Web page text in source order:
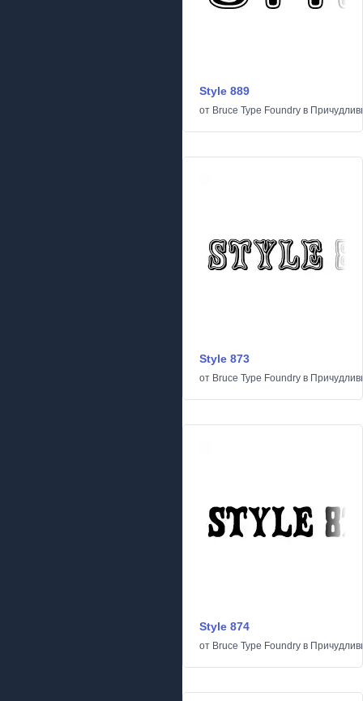
Style 889
от Bruce Type Foundry в
Style 873
от Bruce Type Foundry в
Style 874
от Bruce Type Foundry в